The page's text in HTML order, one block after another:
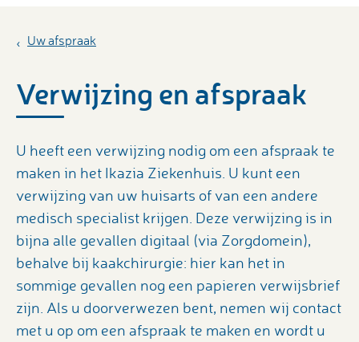
Uw afspraak
Verwijzing en afspraak
U heeft een verwijzing nodig om een afspraak te
maken in het Ikazia Ziekenhuis. U kunt een
verwijzing van uw huisarts of van een andere
medisch specialist krijgen. Deze verwijzing is in
bijna alle gevallen digitaal (via Zorgdomein),
behalve bij kaakchirurgie: hier kan het in
sommige gevallen nog een papieren verwijsbrief
zijn. Als u doorverwezen bent, nemen wij contact
met u op om een afspraak te maken en wordt u